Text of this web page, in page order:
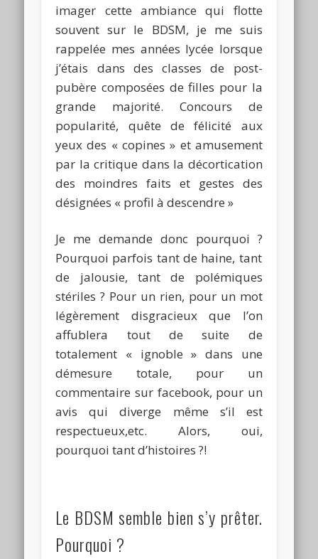
imager cette ambiance qui flotte
souvent sur le BDSM, je me suis
rappelée mes années lycée lorsque
j’étais dans des classes de post-
pubère composées de filles pour la
grande majorité. Concours de
popularité, quête defélicité aux
yeux des « copines » et amusement
par la critique dans la décortication
des moindres faits et gestes des
désignées « profil à descendre »
Je me demande donc pourquoi ?
Pourquoi parfois tant de haine, tant
de jalousie, tant de polémiques
stériles ? Pour un rien, pour un mot
légèrement disgracieux que l’on
affublera tout de suite de
totalement « ignoble » dans une
démesure totale, pour un
commentaire sur facebook, pour un
avis qui diverge même s’il est
respectueux,etc. Alors, oui,
pourquoi tant d’histoires ?!
Le BDSM semble bien s’y prêter.
Pourquoi ?